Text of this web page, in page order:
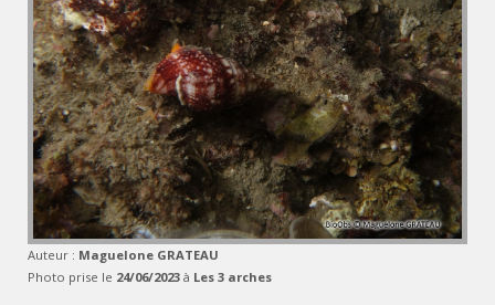
Auteur : Maguelone GRATEAU
Photo prise le 24/06/2023 à Les 3 arches